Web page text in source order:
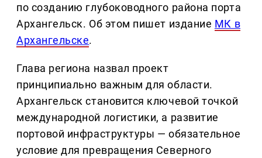
по созданию глубоководного района порта
Архангельск. Об этом пишет издание МК в
Архангельске.
Глава региона назвал проект
принципиально важным для области.
Архангельск становится ключевой точкой
международной логистики, а развитие
портовой инфраструктуры — обязательное
условие для превращения Северного